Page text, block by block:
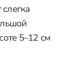
5–12 см